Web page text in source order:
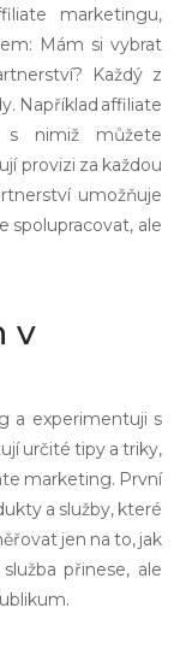
marketingu,
Mám si vybrat
Každý z
Například affiliate
s nimiž můžete
provizi za každou
umožňuje
spolupracovat, ale
v
a experimentuji s
určité tipy a triky,
marketing. První
a služby, které
jen na to, jak
přinese, ale